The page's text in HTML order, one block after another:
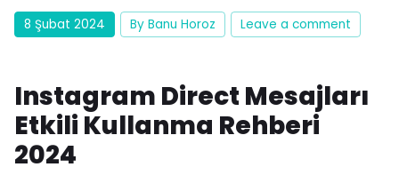
8 Şubat 2024 By Banu Horoz Leave a comment
Instagram Direct Mesajları
Etkili Kullanma Rehberi
2024